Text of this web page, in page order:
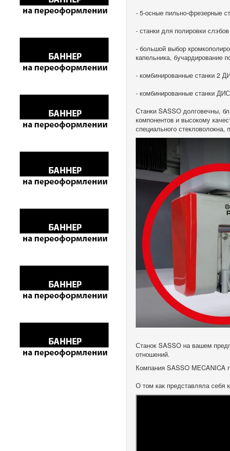
- 5-осные пильно-фрезерные
- станки для полировки
- большой выбор
капельника, бучардирование
- комбинированные станки
- комбинированные станки
Станки SASSO долговечны,
компонентов и высокому
специального стекловолокна,
Станок SASSO на вашем
отношений.
Компания SASSO MECANICA
О том как представляла себя